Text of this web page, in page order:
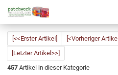
[<<Erster Artikel] [<Vorheriger Artikel]
[Letzter Artikel>>]
457 Artikel in dieser Kategorie